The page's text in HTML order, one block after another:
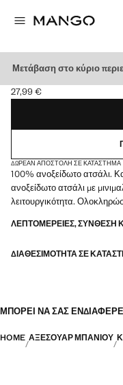
Μετάβαση στο κύριο
ΚΑΘΡΈΦΤΗΣ
Ισχύουσα τιμή [27,99 € ]
27,99 €
Διάλεξε χρώμα
ΔΩΡΕΆΝ ΑΠΟΣΤΟΛΉ ΣΕ ΚΑΤΆΣΤΗΜΑ
100% ανοξείδωτο ατσάλι.
ανοξείδωτο ατσάλι με
λειτουργικότητα.
ΛΕΠΤΟΜΈΡΕΙΕΣ, ΣΎΝΘΕΣΗ
ΔΙΑΘΕΣΙΜΌΤΗΤΑ ΣΕ
ΜΠΟΡΕΊ ΝΑ ΣΑΣ
HOME ΑΞΕΣΟΥΆΡ ΜΠΆΝΙΟΥ